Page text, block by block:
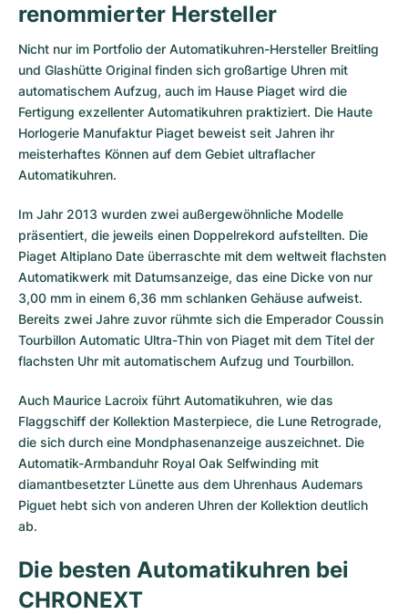
renommierter Hersteller
Nicht nur im Portfolio der Automatikuhren-Hersteller Breitling
und Glashütte Original finden sich großartige Uhren mit
automatischem Aufzug, auch im Hause Piaget wird die
Fertigung exzellenter Automatikuhren praktiziert. Die Haute
Horlogerie Manufaktur Piaget beweist seit Jahren ihr
meisterhaftes Können auf dem Gebiet ultraflacher
Automatikuhren.
Im Jahr 2013 wurden zwei außergewöhnliche Modelle
präsentiert, die jeweils einen Doppelrekord aufstellten. Die
Piaget Altiplano Date überraschte mit dem weltweit flachsten
Automatikwerk mit Datumsanzeige, das eine Dicke von nur
3,00 mm in einem 6,36 mm schlanken Gehäuse aufweist.
Bereits zwei Jahre zuvor rühmte sich die Emperador Coussin
Tourbillon Automatic Ultra-Thin von Piaget mit dem Titel der
flachsten Uhr mit automatischem Aufzug und Tourbillon.
Auch Maurice Lacroix führt Automatikuhren, wie das
Flaggschiff der Kollektion Masterpiece, die Lune Retrograde,
die sich durch eine Mondphasenanzeige auszeichnet. Die
Automatik-Armbanduhr Royal Oak Selfwinding mit
diamantbesetzter Lünette aus dem Uhrenhaus Audemars
Piguet hebt sich von anderen Uhren der Kollektion deutlich
ab.
Die besten Automatikuhren bei
CHRONEXT